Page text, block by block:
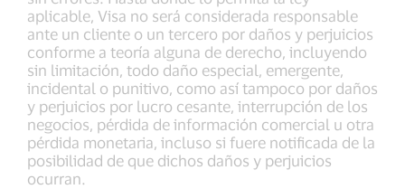
aplicable, Visa no será considerada responsable
ante un cliente o un tercero por daños y perjuicios
conforme a teoría alguna de derecho, incluyendo
sin limitación, todo daño especial, emergente,
incidental o punitivo, como así tampoco por daños
y perjuicios por lucro cesante, interrupción de los
negocios, pérdida de información comercial u otra
pérdida monetaria, incluso si fuere notificada de la
posibilidad de que dichos daños y perjuicios
ocurran.